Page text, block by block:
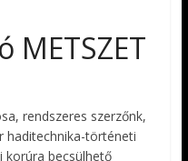
METSZET
rendszeres szerzőnk,
haditechnika-történeti
korúra becsülhető